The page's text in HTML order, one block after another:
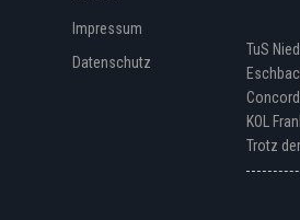
Impressum
Datenschutz
TuS
KOL
Trotz